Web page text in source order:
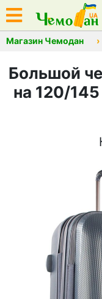
Магазин Чемодан
Большой
на 120/